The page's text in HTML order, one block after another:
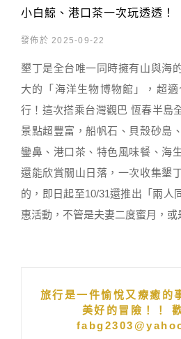
小白鯨、港口茶一次玩透透！
發佈於 2025-09-22
墾丁是全台唯一同時擁有山與海
大的「海洋生物博物館」，超
行！這次搭乘台灣觀巴 恆春半島
景點超豐富，船帆石、貝殼砂島
鑾鼻、港口茶、特色風味餐、海
還能欣賞關山日落，一次收集墾
的，即日起至10/31還推出「兩人
惠活動，不管是夫妻二度蜜月，
旅行是一件愉悅又療癒的
美好的冒險！！